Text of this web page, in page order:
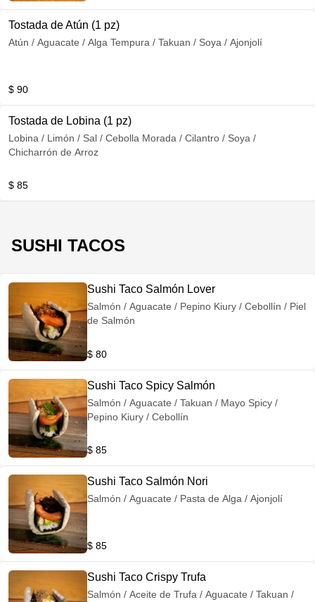
Tostada de Atún (1 pz)
Atún / Aguacate / Alga Tempura / Takuan / Soya / Ajonjolí
$ 90
Tostada de Lobina (1 pz)
Lobina / Limón / Sal / Cebolla Morada / Cilantro / Soya /
Chicharrón de Arroz
$ 85
SUSHI TACOS
Sushi Taco Salmón Lover
Salmón / Aguacate / Pepino Kiury / Cebollín / Piel
de Salmón
$ 80
Sushi Taco Spicy Salmón
Salmón / Aguacate / Takuan / Mayo Spicy /
Pepino Kiury / Cebollín
$ 85
Sushi Taco Salmón Nori
Salmón / Aguacate / Pasta de Alga / Ajonjolí
$ 85
Sushi Taco Crispy Trufa
Salmón / Aceite de Trufa / Aguacate / Takuan /